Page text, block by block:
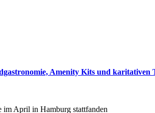
Amenity Kits und karitativen
im April in Hamburg stattfanden